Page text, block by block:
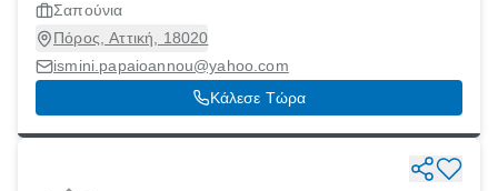
Σαπούνια
Πόρος, Αττική, 18020
ismini.papaioannou@yahoo.com
Κάλεσε Τώρα